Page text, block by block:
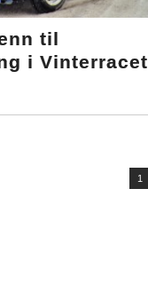
til
i Vinterracet
1